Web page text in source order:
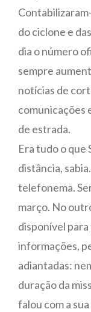
do ciclone e
dia o número
sempre
notícias de
comunicações
de estrada.
Era tudo o que
distância,
telefonema.
março. No
disponível
informações,
adiantadas:
duração da
falou com a